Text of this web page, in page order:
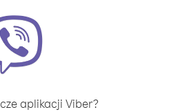
aplikacji Viber?